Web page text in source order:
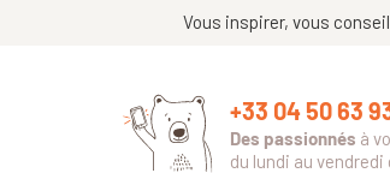
Vous inspirer, vous
+33 04 50 63
Des passionnés à
du lundi au vendredi